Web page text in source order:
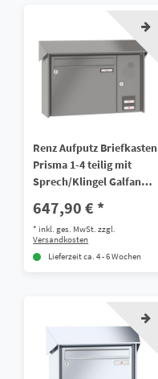
Renz Aufputz Briefkasten
Prisma 1-4 teilig mit
Sprech/Klingel Galfan
647,90 € *
*inkl. ges. MwSt. zzgl.
Versandkosten
Lieferzeit ca. 4 - 6 Wochen